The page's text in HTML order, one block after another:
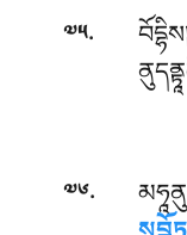
༧༥.
༧༦.